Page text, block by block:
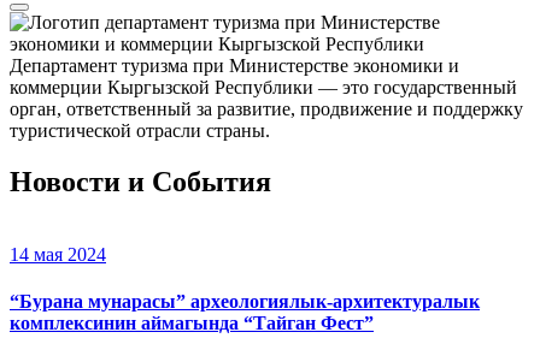
Департамент туризма при Министерстве экономики и
коммерции Кыргызской Республики — это государственный
орган, ответственный за развитие, продвижение и поддержку
туристической отрасли страны.
Новости и События
14 мая 2024
“Бурана мунарасы” археологиялык-архитектуралык
комплексинин аймагында “Тайган Фест”